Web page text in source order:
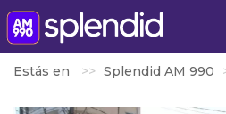
Estás en Splendid AM 990